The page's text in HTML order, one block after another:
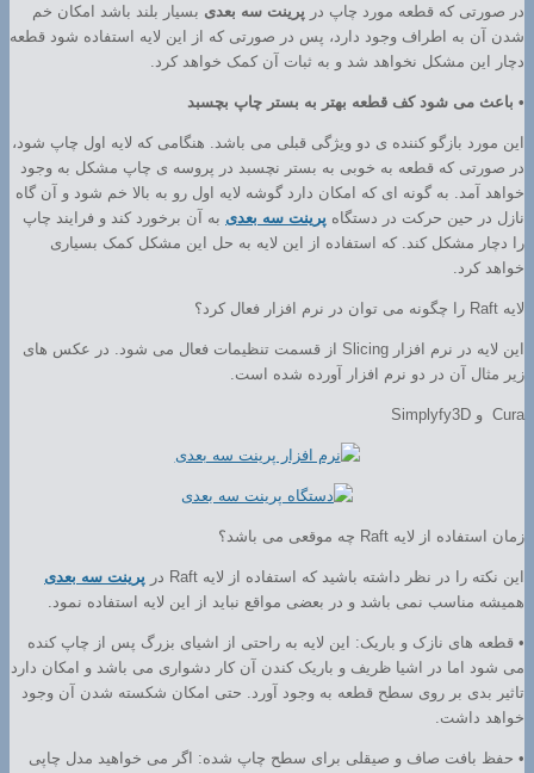
در صورتی که قطعه مورد چاپ در پرینت سه بعدی بسیار بلند باشد امکان خم
شدن آن به اطراف وجود دارد، پس در صورتی که از این لایه استفاده شود قطعه
دچار این مشکل نخواهد شد و به ثبات آن کمک خواهد کرد.
• باعث می شود کف قطعه بهتر به بستر چاپ بچسبد
این مورد بازگو کننده ی دو ویژگی قبلی می باشد. هنگامی که لایه اول چاپ شود،
در صورتی که قطعه به خوبی به بستر نچسبد در پروسه ی چاپ مشکل به وجود
خواهد آمد. به گونه ای که امکان دارد گوشه لایه اول رو به بالا خم شود و آن گاه
نازل در حین حرکت در دستگاه پرینت سه بعدی به آن برخورد کند و فرایند چاپ
را دچار مشکل کند. که استفاده از این لایه به حل این مشکل کمک بسیاری
خواهد کرد.
لایه Raft را چگونه می توان در نرم افزار فعال کرد؟
این لایه در نرم افزار Slicing از قسمت تنظیمات فعال می شود. در عکس های
زیر مثال آن در دو نرم افزار آورده شده است.
Cura و Simplyfy3D
زمان استفاده از لایه Raft چه موقعی می باشد؟
این نکته را در نظر داشته باشید که استفاده از لایه Raft در
پرینت سه بعدی
همیشه مناسب نمی باشد و در بعضی مواقع نباید از این لایه استفاده نمود.
• قطعه های نازک و باریک: این لایه به راحتی از اشیای بزرگ پس از چاپ کنده
می شود اما در اشیا ظریف و باریک کندن آن کار دشواری می باشد و امکان دارد
تاثیر بدی بر روی سطح قطعه به وجود آورد. حتی امکان شکسته شدن آن وجود
خواهد داشت.
• حفظ بافت صاف و صیقلی برای سطح چاپ شده: اگر می خواهید مدل چاپی